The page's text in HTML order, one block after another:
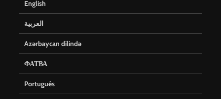
English
العربية
Azərbaycan dilində
ФАТВА
Português